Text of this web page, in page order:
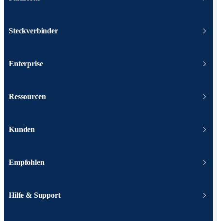
Steckverbinder
Enterprise
Ressourcen
Kunden
Empfohlen
Hilfe & Support